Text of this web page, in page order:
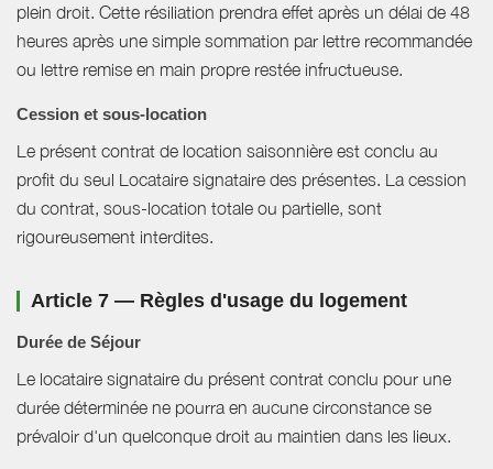
plein droit. Cette résiliation prendra effet après un délai de 48
heures après une simple sommation par lettre recommandée
ou lettre remise en main propre restée infructueuse.
Cession et sous-location
Le présent contrat de location saisonnière est conclu au
profit du seul Locataire signataire des présentes. La cession
du contrat, sous-location totale ou partielle, sont
rigoureusement interdites.
Article 7 — Règles d'usage du logement
Durée de Séjour
Le locataire signataire du présent contrat conclu pour une
durée déterminée ne pourra en aucune circonstance se
prévaloir d'un quelconque droit au maintien dans les lieux.